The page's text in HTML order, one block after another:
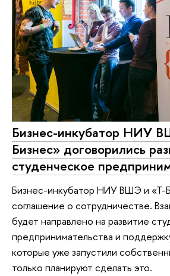
Бизнес-инкубатор НИУ
Бизнес» договорились
студенческое
Бизнес-инкубатор НИУ ВШЭ и «Т-
соглашение о сотрудничестве.
будет направлено на развитие
предпринимательства и
которые уже запустили
только планируют сделать это.